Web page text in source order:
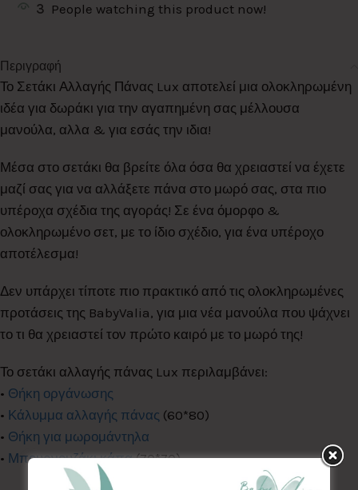
3 People watching this product now!
Περιγραφή
Το Σετάκι Αλλαγής Πάνας Lux αποτελεί μια ολοκληρωμένη
ιδέα για δωράκι για την αγαπημένη σας μέλλουσα
μανούλα, αλλα & για εσάς την ιδια!
Μέσα στο σετάκι θα βρείτε όλα όσα θα χρειαστεί να έχετε
μαζί σας για να αλλάξετε πάνα στο μωρό σας, στα πιο
υπέροχα σχέδια της αγοράς! Σε ένα όμορφο &
ολοκληρωμένο σετ, με το ίδιο σχέδιο, για ένα υπέροχο
αποτέλεσμα!
Δεν υπάρχει τίποτε πιο πρακτικό από τις ολοκληρωμένες
προτάσεις της BabyValia, για μια νέα μανούλα που ψάχνει
το τι θα χρειαστεί τον πρώτο καιρό με το μωρό της!
Το σετάκι αλλαγής πάνας Lux περιλαμβάνει:
• Θήκη οργάνωσης
• Κάλυμμα αλλαγής πάνας (60*80)
• Θήκη για μωρομάντηλα
• Μπουρνουζάκι κάπα(70*70)